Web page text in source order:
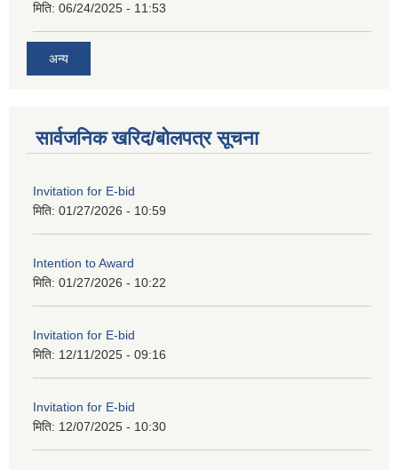
मिति: 06/24/2025 - 11:53
अन्य
सार्वजनिक खरिद/बोलपत्र सूचना
Invitation for E-bid
मिति: 01/27/2026 - 10:59
Intention to Award
मिति: 01/27/2026 - 10:22
Invitation for E-bid
मिति: 12/11/2025 - 09:16
Invitation for E-bid
मिति: 12/07/2025 - 10:30